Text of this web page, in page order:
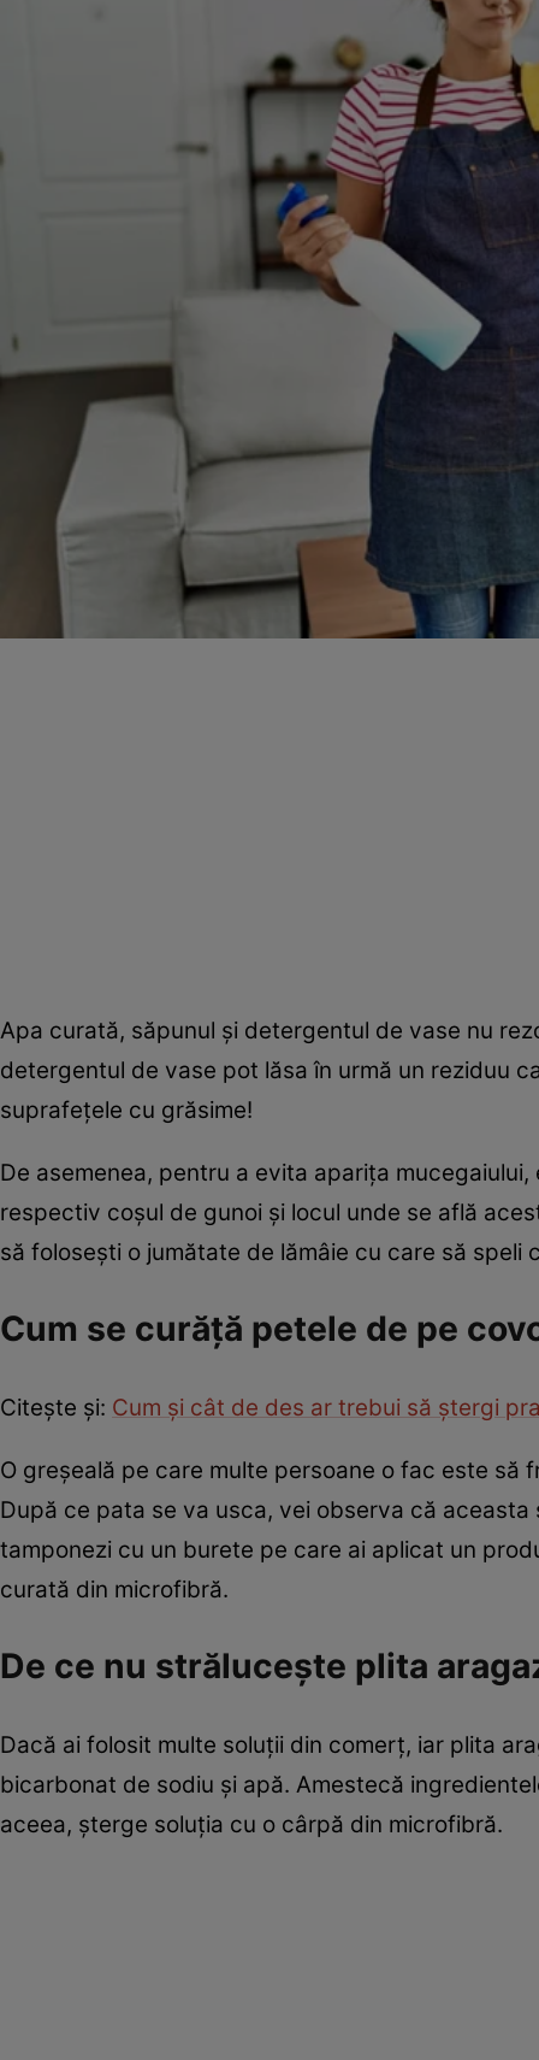
Apa curată, săpunul și detergentul de vase nu
detergentul de vase pot lăsa în urmă un reziduu
suprafețele cu grăsime!
De asemenea, pentru a evita aparița
respectiv coșul de gunoi și locul unde se află
să folosești o jumătate de lămâie cu care să
Cum se curăță petele de pe
Citește și: Cum și cât de des ar trebui să ștergi
O greșeală pe care multe persoane o fac este
După ce pata se va usca, vei observa că
tamponezi cu un burete pe care ai aplicat un
curată din microfibră.
De ce nu strălucește plita
Dacă ai folosit multe soluții din comerț, iar plita
bicarbonat de sodiu și apă. Amestecă
aceea, șterge soluția cu o cârpă din microfibră.